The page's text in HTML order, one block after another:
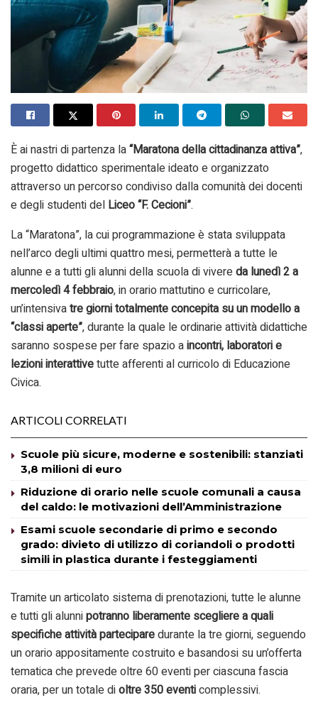
È ai nastri di partenza la“Maratona della cittadinanza attiva”,
progetto didattico sperimentale ideato e organizzato
attraverso un percorso condiviso dalla comunità dei docenti
e degli studenti del Liceo “F. Cecioni”.
La “Maratona”, la cui programmazione è stata sviluppata
nell’arco degli ultimi quattro mesi, permetterà a tutte le
alunne e a tutti gli alunni della scuola di vivereda lunedì 2 a
mercoledì 4 febbraio, in orario mattutino e curricolare,
un’intensivatre giorni totalmente concepita su un modello a
“classi aperte”, durante la quale le ordinarie attività didattiche
saranno sospese per fare spazio aincontri, laboratori e
lezioni interattivetutte afferenti al curricolo di Educazione
Civica.
ARTICOLI CORRELATI
Scuole più sicure, moderne e sostenibili: stanziati
3,8 milioni di euro
Riduzione di orario nelle scuole comunali a causa
del caldo: le motivazioni dell’Amministrazione
Esami scuole secondarie di primo e secondo
grado: divieto di utilizzo di coriandoli o prodotti
simili in plastica durante i festeggiamenti
Tramite un articolato sistema di prenotazioni, tutte le alunne
e tutti gli alunnipotranno liberamente scegliere a quali
specifiche attivitàparteciparedurante la tre giorni, seguendo
un orario appositamente costruito e basandosi su un’offerta
tematica che prevede oltre 60 eventi per ciascuna fascia
oraria, per un totale dioltre 350 eventicomplessivi.